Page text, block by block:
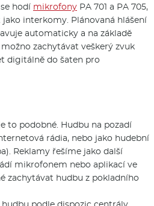
hodí mikrofony PA 701 a PA 705,
interkomy. Plánovaná hlášení
automaticky a na základě
možno zachytávat veškerý zvuk
digitálně do šaten pro
to podobné. Hudbu na pozadí
rádia, nebo jako hudební
Reklamy řešíme jako další
mikrofonem nebo aplikací ve
zachytávat hudbu z pokladního